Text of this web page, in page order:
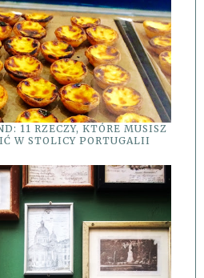
11 RZECZY, KTÓRE MUSISZ
W STOLICY PORTUGALII